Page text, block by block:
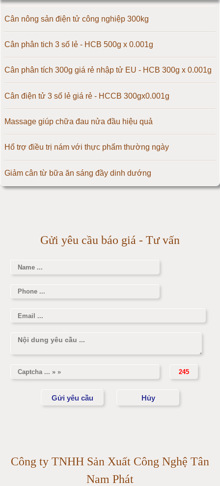
Cân điện tử 50kg
Cân điện tử 60kg
Cân điện tử 100kg
Cân điện tử 150kg
Cân điện tử 200kg
Cân điện tử 300kg
Cân điện tử 500kg
Cân điện tử 3000kg
Cân điện tử 1 tấn
Cân điện tử 2 tấn
Cân điện tử 3 tấn
Cân điện tử 10 tấn
Cân điện tử 15 tấn
Cân nông sản điện tử công nghiệp 300kg
Cân phân tich 3 số lẻ - HCB 500g x 0.001g
Cân phân tích 300g giá rẻ nhập tử EU - HCB 300g x 0.001g
Cân điện tử 3 số lẻ giá rẻ - HCCB 300gx0.001g
Massage giúp chữa đau nửa đầu hiệu quả
Hổ trợ điều trị nám với thực phẩm thường ngày
Giảm cân từ bữa ăn sáng đầy dinh dướng
Gửi yêu cầu báo giá - Tư vấn
Công ty TNHH Sản Xuất Công Nghệ Tân
Nam Phát